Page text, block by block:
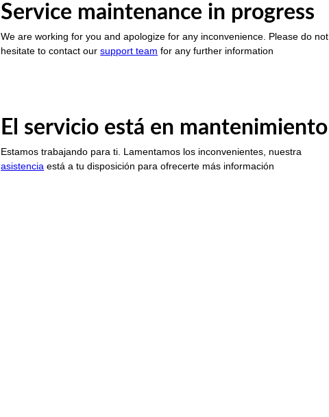
Service maintenance in progress
We are working for you and apologize for any inconvenience. Please do not
hesitate to contact oursupport team for any further information
El servicio está en mantenimiento
Estamos trabajando para ti. Lamentamos los inconvenientes, nuestra
asistencia está a tu disposición para ofrecerte más información